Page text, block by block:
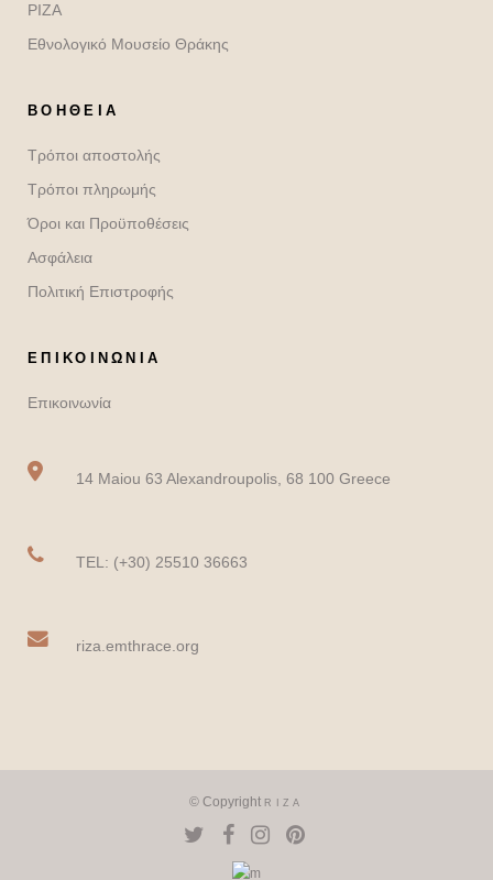
ΡΙΖΑ
Εθνολογικό Μουσείο Θράκης
ΒΟΉΘΕΙΑ
Τρόποι αποστολής
Τρόποι πληρωμής
Όροι και Προϋποθέσεις
Ασφάλεια
Πολιτική Επιστροφής
ΕΠΙΚΟΙΝΩΝΙΑ
Επικοινωνία
14 Maiou 63 Alexandroupolis, 68 100 Greece
TEL: (+30) 25510 36663
riza.emthrace.org
© Copyright RIZA